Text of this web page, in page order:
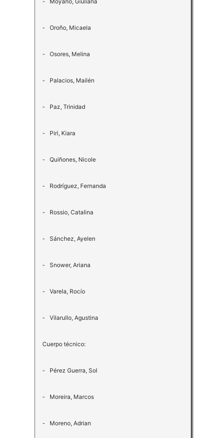
- Oroño, Micaela
- Osores, Melina
- Palacios, Mailén
- Paz, Trinidad
- Piri, Kiara
- Quiñones, Nicole
- Rodríguez, Fernanda
- Rossio, Catalina
- Sánchez, Ayelen
- Snower, Ariana
- Varela, Rocío
- Vilarullo, Agustina
Cuerpo técnico:
- Pérez Guerra, Sol
- Moreira, Marcos
- Moreno, Adrian